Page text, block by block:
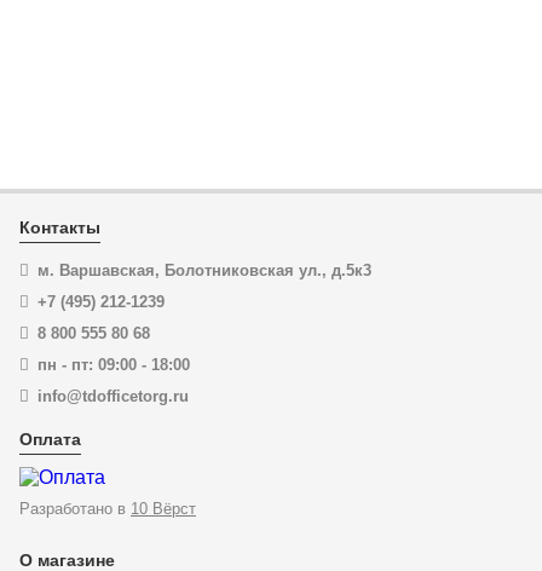
Контакты
м. Варшавская, Болотниковская ул., д.5к3
+7 (495) 212-1239
8 800 555 80 68
пн - пт: 09:00 - 18:00
info@tdofficetorg.ru
Оплата
Разработано в 10 Вёрст
О магазине